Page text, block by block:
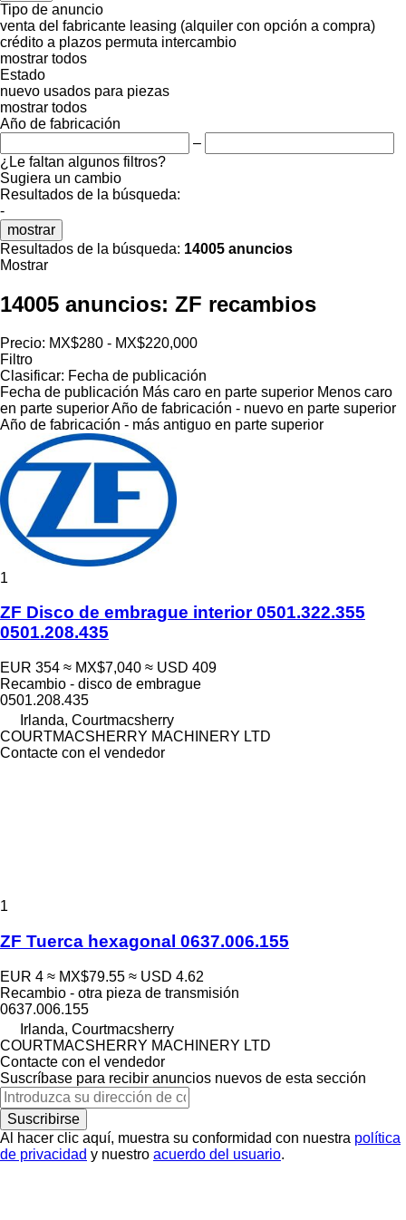
Tipo de anuncio
venta del fabricante leasing (alquiler con opción a compra)
crédito a plazos permuta intercambio
mostrar todos
Estado
nuevo usados para piezas
mostrar todos
Año de fabricación
–
¿Le faltan algunos filtros?
Sugiera un cambio
Resultados de la búsqueda:
-
mostrar
Resultados de la búsqueda: 14005 anuncios
Mostrar
14005 anuncios: ZF recambios
Precio: MX$280 - MX$220,000
Filtro
Clasificar: Fecha de publicación
Fecha de publicación Más caro en parte superior Menos caro
en parte superiorAño de fabricación - nuevo en parte superior
Año de fabricación - más antiguo en parte superior
1
ZF Disco de embrague interior 0501.322.355
0501.208.435
EUR 354 ≈ MX$7,040 ≈ USD 409
Recambio - disco de embrague
0501.208.435
Irlanda, Courtmacsherry
COURTMACSHERRY MACHINERY LTD
Contacte con el vendedor
1
ZF Tuerca hexagonal 0637.006.155
EUR 4 ≈ MX$79.55 ≈ USD 4.62
Recambio - otra pieza de transmisión
0637.006.155
Irlanda, Courtmacsherry
COURTMACSHERRY MACHINERY LTD
Contacte con el vendedor
Suscríbase para recibir anuncios nuevos de esta sección
Suscribirse
Al hacer clic aquí, muestra su conformidad con nuestra política
de privacidad y nuestro acuerdo del usuario.